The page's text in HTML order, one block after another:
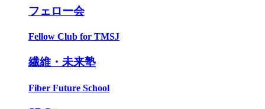
フェロー会
Fellow Club for TMSJ
繊維・未来塾
Fiber Future School